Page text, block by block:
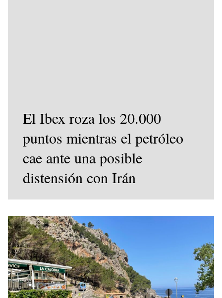
El Ibex roza los 20.000
puntos mientras el petróleo
cae ante una posible
distensión con Irán